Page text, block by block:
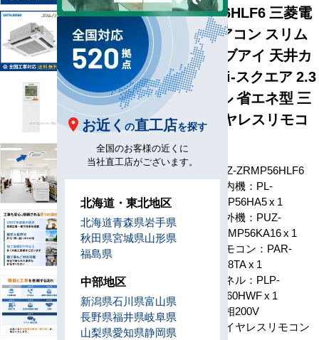
PLZ-ZRMP56HLF6 三菱電
機 業務用エアコン スリム
ZR 人感ムーブアイ 天井カ
セット4方向 i-スクエア 2.3
馬力 シングル 省エネ型 三
相200V ワイヤレスリモコ
ン
型番 PLZ-ZRMP56HLF6
構成
室内機：PL-
ZRP56HA5 x 1
室外機：PUZ-
ZRMP56KA16 x 1
リモコン：PAR-
SK8TA x 1
パネル：PLP-
P160HWF x 1
電源
三相200V
リモコン
ワイヤレスリモコン
お近く の直工店を探す
全国のお客様の近くに
当社直工店がございます。
北海道・東北地区
北海道青森県岩手県
秋田県宮城県山形県
福島県
中部地区
新潟県石川県富山県
長野県福井県岐阜県
山梨県愛知県静岡県